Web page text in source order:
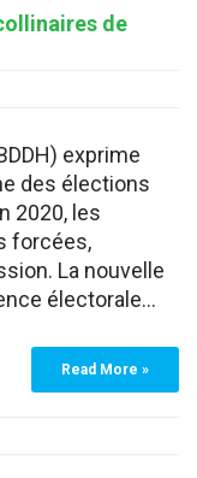
de
exprime
des élections
2020, les
forcées,
La nouvelle
électorale…
Read More »